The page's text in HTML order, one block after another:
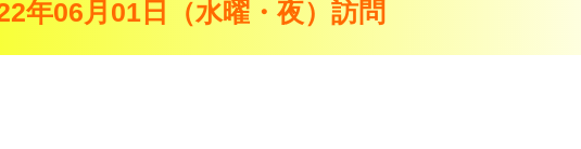
年06月01日（水曜・夜）訪問